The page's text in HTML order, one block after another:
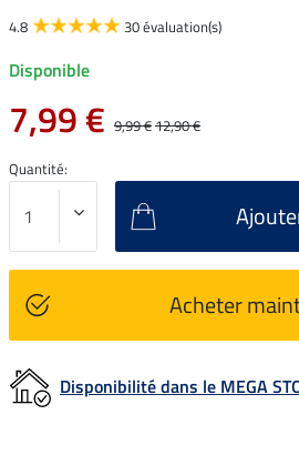
4.8 30 évaluation(s)
Disponible
7,99 € 9,99 €12,90 €
Quantité:
Acheter
Disponibilité dans le MEGA